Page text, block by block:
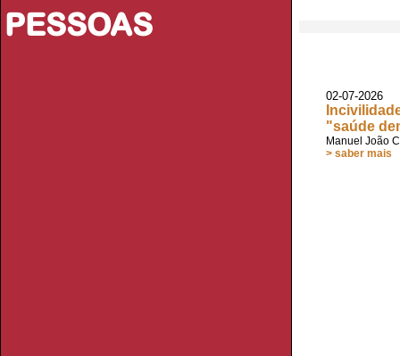
PESSOAS
02-07-2026
"saúde
Manuel João
> saber mais